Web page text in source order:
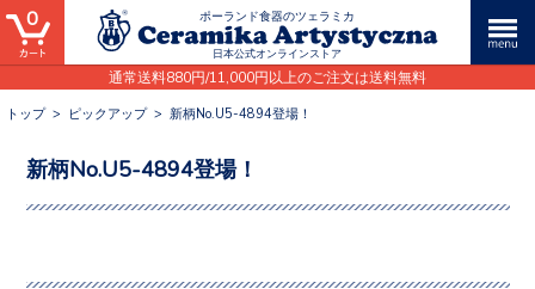
ポーランド食器のツェラミカ
日本公式オンラインストア
通常送料880円/11,000円以上のご注文は送料無料
0
トップ> ピックアップ> 新柄No.U5-4894登場！
新柄No.U5-4894登場！